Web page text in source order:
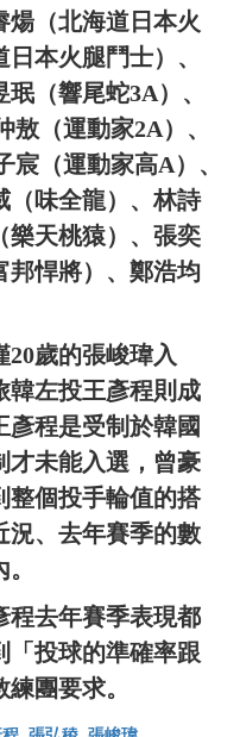
煬（北海道日本火
本火腿鬥士）、
（響尾蛇3A）、
敖（運動家2A）、
（運動家高A）、
（味全龍）、林詩
樂天桃猿）、張奕
邦悍將）、鄭浩均
歲的張峻瑋入
韓左投王彥程則成
程是受制於韓國
才未能入選，曾豪
整個投手輪值的搭
況、去年賽季的數
程去年賽季表現都
「投球的準確率跟
團要求。